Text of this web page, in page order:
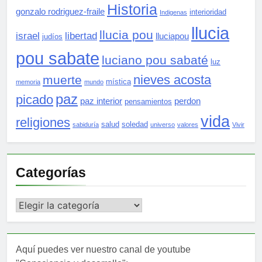
gonzalo rodriguez-fraile Historia Indigenas interioridad
israel judíos libertad llucia pou lluciapou llucia
pou sabate luciano pou sabaté luz
memoria muerte mundo mística nieves acosta
picado paz paz interior pensamientos perdon
religiones sabiduría salud soledad universo valores vida Vivir
Categorías
Categorías
Aquí puedes ver nuestro canal de youtube